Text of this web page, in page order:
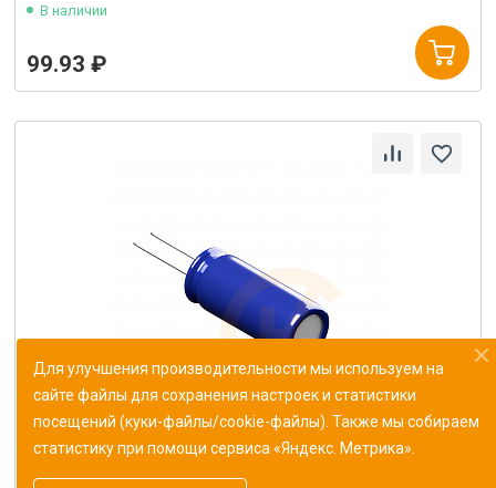
В наличии
99.93 ₽
Конденсатор К10-43в-МП0 187 пФ±1%
ОЖ0.460.165ТУ (Монолит)
Для улучшения производительности мы используем на
сайте файлы для сохранения настроек и статистики
посещений (куки-файлы/cookie-файлы). Также мы собираем
статистику при помощи сервиса «Яндекс. Метрика».